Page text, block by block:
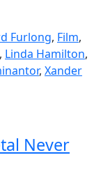
Furlong, Film,
, Linda Hamilton,
, Xander
Never